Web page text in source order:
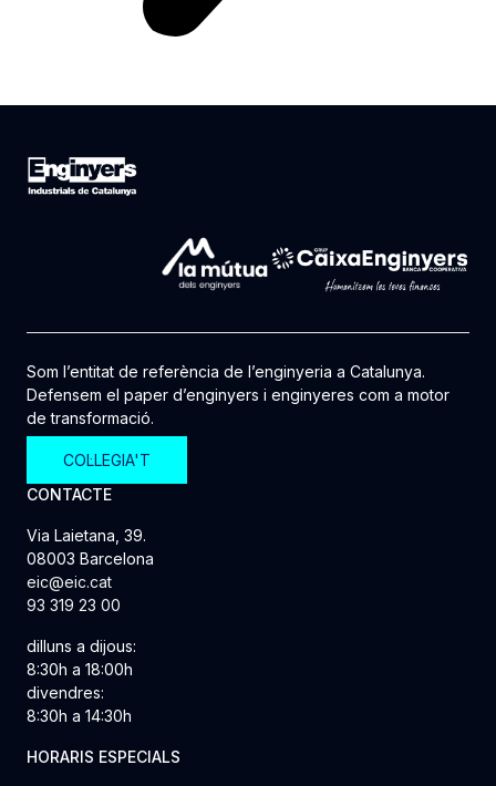
Som l’entitat de referència de l’enginyeria a Catalunya.
Defensem el paper d’enginyers i enginyeres com a motor
de transformació.
COL·LEGIA'T
CONTACTE
Via Laietana, 39.
08003 Barcelona
eic@eic.cat
93 319 23 00
dilluns a dijous:
8:30h a 18:00h
divendres:
8:30h a 14:30h
HORARIS ESPECIALS